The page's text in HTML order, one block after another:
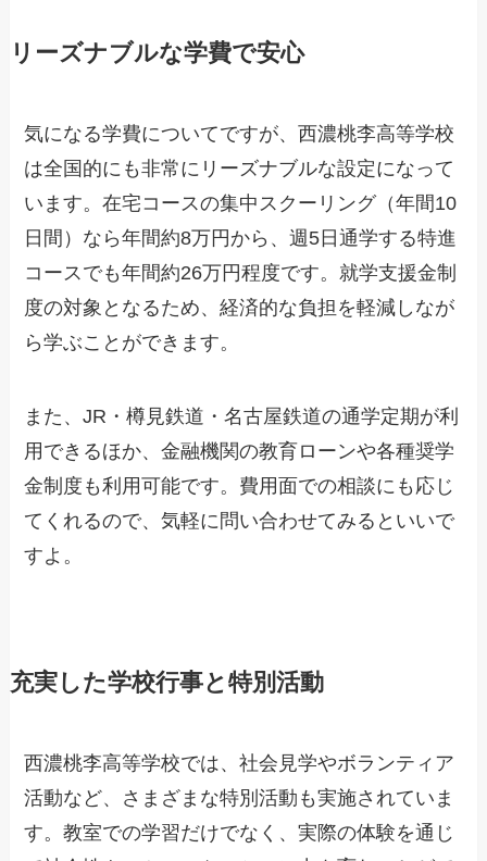
リーズナブルな学費で安心
気になる学費についてですが、西濃桃李高等学校
は全国的にも非常にリーズナブルな設定になって
います。在宅コースの集中スクーリング（年間10
日間）なら年間約8万円から、週5日通学する特進
コースでも年間約26万円程度です。就学支援金制
度の対象となるため、経済的な負担を軽減しなが
ら学ぶことができます。
また、JR・樽見鉄道・名古屋鉄道の通学定期が利
用できるほか、金融機関の教育ローンや各種奨学
金制度も利用可能です。費用面での相談にも応じ
てくれるので、気軽に問い合わせてみるといいで
すよ。
充実した学校行事と特別活動
西濃桃李高等学校では、社会見学やボランティア
活動など、さまざまな特別活動も実施されていま
す。教室での学習だけでなく、実際の体験を通じ